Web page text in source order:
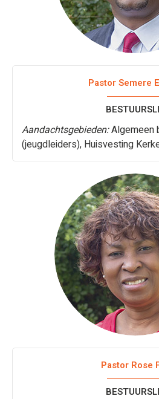
Pastor Semere
Aandachtsgebieden:Algemeen
(jeugdleiders), Huisvesting
Pastor Rose